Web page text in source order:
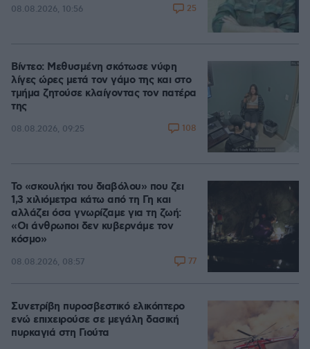
08.08.2026, 10:56 25
Βίντεο: Μεθυσμένη σκότωσε νύφη
λίγες ώρες μετά τον γάμο της και στο
τμήμα ζητούσε κλαίγοντας τον πατέρα
της
08.08.2026, 09:25 108
Το «σκουλήκι του διαβόλου» που ζει
1,3 χιλιόμετρα κάτω από τη Γη και
αλλάζει όσα γνωρίζαμε για τη ζωή:
«Οι άνθρωποι δεν κυβερνάμε τον
κόσμο»
08.08.2026, 08:57 77
Συνετρίβη πυροσβεστικό ελικόπτερο
ενώ επιχειρούσε σε μεγάλη δασική
πυρκαγιά στη Γιούτα